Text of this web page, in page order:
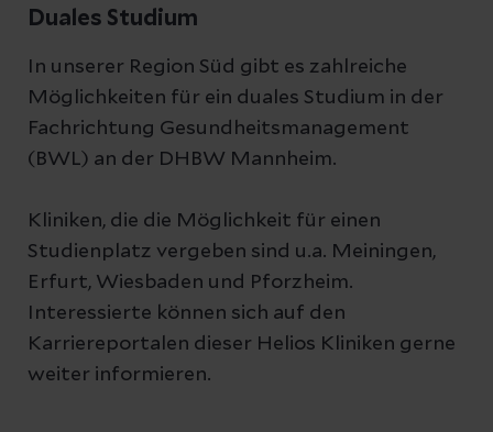
Duales Studium
In unserer Region Süd gibt es zahlreiche
Möglichkeiten für ein duales Studium in der
Fachrichtung Gesundheitsmanagement
(BWL) an der DHBW Mannheim.
Kliniken, die die Möglichkeit für einen
Studienplatz vergeben sind u.a. Meiningen,
Erfurt, Wiesbaden und Pforzheim.
Interessierte können sich auf den
Karriereportalen dieser Helios Kliniken gerne
weiter informieren.